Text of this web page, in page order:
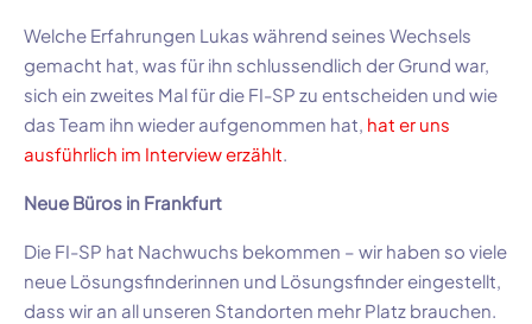
Welche Erfahrungen Lukas während seines Wechsels
gemacht hat, was für ihn schlussendlich der Grund war,
sich ein zweites Mal für die FI-SP zu entscheiden und wie
das Team ihn wieder aufgenommen hat, hat er uns
ausführlich im Interview erzählt.
Neue Büros in Frankfurt
Die FI-SP hat Nachwuchs bekommen – wir haben so viele
neue Lösungsfinderinnen und Lösungsfinder eingestellt,
dass wir an all unseren Standorten mehr Platz brauchen.